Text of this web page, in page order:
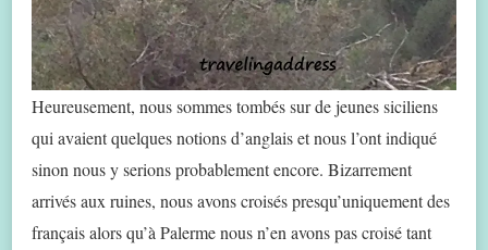
Heureusement, nous sommes tombés sur de jeunes siciliens
qui avaient quelques notions d’anglais et nous l’ont indiqué
sinon nous y serions probablement encore. Bizarrement
arrivés aux ruines, nous avons croisés presqu’uniquement des
français alors qu’à Palerme nous n’en avons pas croisé tant